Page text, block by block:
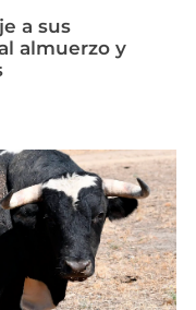
a sus
almuerzo y